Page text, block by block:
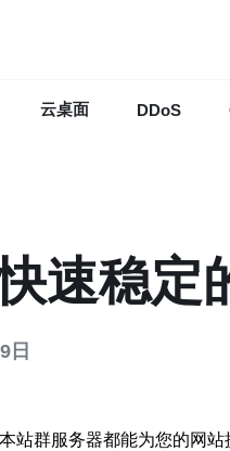
云桌面 DDoS
速稳定
日
群服务器都能为您的网